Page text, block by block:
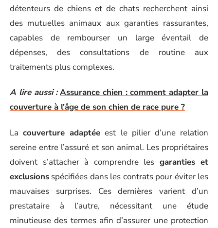
détenteurs de chiens et de chats recherchent ainsi
des mutuelles animaux aux garanties rassurantes,
capables de rembourser un large éventail de
dépenses, des consultations de routine aux
traitements plus complexes.
A lire aussi : Assurance chien : comment adapter la
couverture à l'âge de son chien de race pure ?
Lacouverture adaptée est le pilier d’une relation
sereine entre l’assuré et son animal. Les propriétaires
doivent s’attacher à comprendre les garanties et
exclusions spécifiées dans les contrats pour éviter les
mauvaises surprises. Ces dernières varient d’un
prestataire à l’autre, nécessitant une étude
minutieuse des termes afin d’assurer une protection